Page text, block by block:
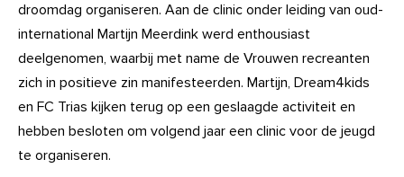
droomdag organiseren. Aan de clinic onder leiding van oud-
international Martijn Meerdink werd enthousiast
deelgenomen, waarbij met name de Vrouwen recreanten
zich in positieve zin manifesteerden. Martijn, Dream4kids
en FC Trias kijken terug op een geslaagde activiteit en
hebben besloten om volgend jaar een clinic voor de jeugd
te organiseren.